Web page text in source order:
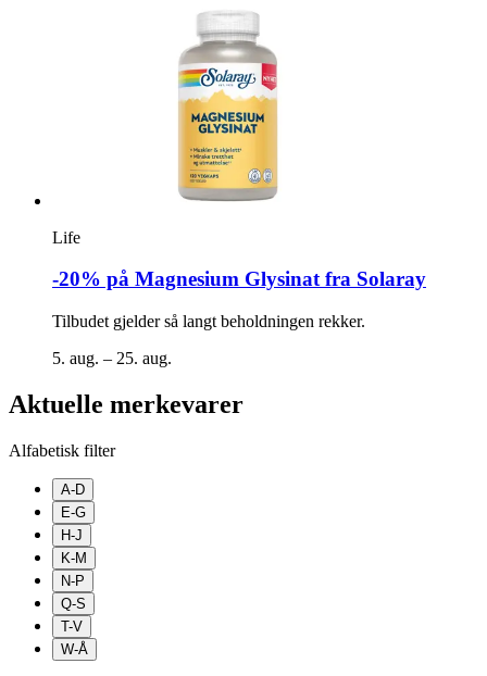
Life
-20% på Magnesium Glysinat fra Solaray
Tilbudet gjelder så langt beholdningen rekker.
5. aug. – 25. aug.
Aktuelle merkevarer
Alfabetisk filter
A-D
E-G
H-J
K-M
N-P
Q-S
T-V
W-Å